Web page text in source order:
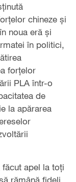
chineze și
noua eră și
în politici,
forțelor
PLA într-o
de
la apărarea
apel la toți